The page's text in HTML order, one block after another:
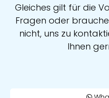
Gleiches gilt für die
Fragen oder
nicht, uns zu
Ihnen